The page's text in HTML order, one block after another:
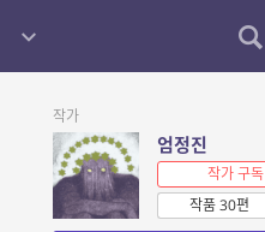
작가
엄정진
작가 구독
작품 30편